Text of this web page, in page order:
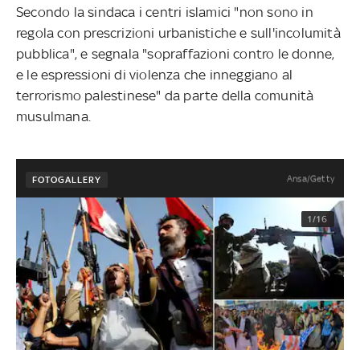
Secondo la sindaca i centri islamici "non sono in
regola con prescrizioni urbanistiche e sull'incolumità
pubblica", e segnala "sopraffazioni contro le donne,
e le espressioni di violenza che inneggiano al
terrorismo palestinese" da parte della comunità
musulmana.
FOTOGALLERY Ansa/Getty
1/16